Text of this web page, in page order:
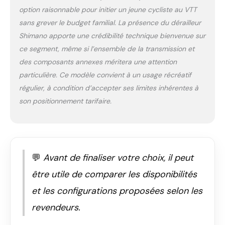
brillent pas seulement
par leurs valeurs
intrinsèques. Avec leur
design moderne et
unique, ces vélos de
qualité supérieure
attirent tous les
regards, quelle que
soit la situation. Avec
le vélo de Licorne
conformément à la
réglementation
allemande sur les
licences routières
option raisonnable pour initier un jeune cycliste au VTT
sans grever le budget familial. La présence du dérailleur
Shimano apporte une crédibilité technique bienvenue sur
ce segment, même si l’ensemble de la transmission et
des composants annexes méritera une attention
particulière. Ce modèle convient à un usage récréatif
régulier, à condition d’accepter ses limites inhérentes à
son positionnement tarifaire.
💬 Avant de finaliser votre choix, il peut
être utile de comparer les disponibilités
et les configurations proposées selon les
revendeurs.